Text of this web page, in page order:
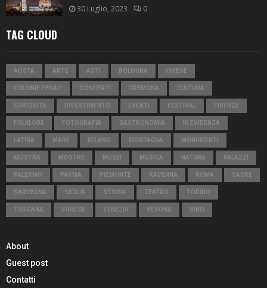
30 Luglio, 2023 0
TAG CLOUD
AOSTA ARTE ASTI BOLOGNA CHIESE
COLONIE PENALI CONCERTI CREMONA CULTURA
CURIOSITÀ DIVERTIMENTO EVENTI FESTIVAL FIRENZE
FOLKLORE FOTOGRAFIA GASTRONOMIA IN EVIDENZA
LATINA MARE MILANO MONTAGNA MONUMENTI
MOSTRA MOSTRE MUSEI MUSICA NATURA PALAZZI
PALERMO PARMA PIEMONTE RAVENNA ROMA SAGRE
SARDEGNA SICILIA STORIA TEATRO TORINO
TOSCANA VARESE VENEZIA VERONA VINO
About
Guest post
Contatti